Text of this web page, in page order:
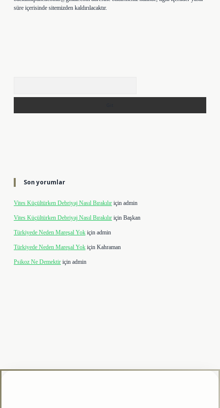
süre içerisinde sitemizden kaldırılacaktır.
Son yorumlar
Vites Küçültürken Debriyaj Nasıl Bırakılır için admin
Vites Küçültürken Debriyaj Nasıl Bırakılır için Başkan
Türkiyede Neden Mareşal Yok için admin
Türkiyede Neden Mareşal Yok için Kahraman
Psikoz Ne Demektir için admin